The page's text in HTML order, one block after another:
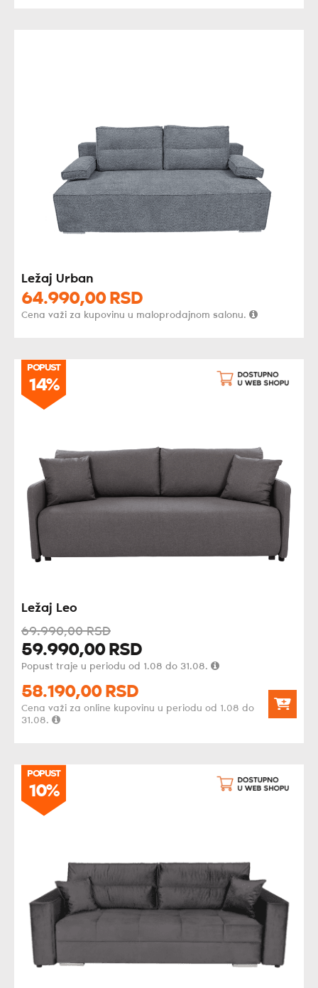
Ležaj Urban
64.990,00 RSD
Cena važi za kupovinu u maloprodajnom salonu.
POPUST
14%
Ležaj Leo
69.990,00 RSD
59.990,00 RSD
Popust traje u periodu od 1.08 do 31.08.
58.190,00 RSD
Cena važi za online kupovinu u periodu od 1.08 do
31.08.
POPUST
10%